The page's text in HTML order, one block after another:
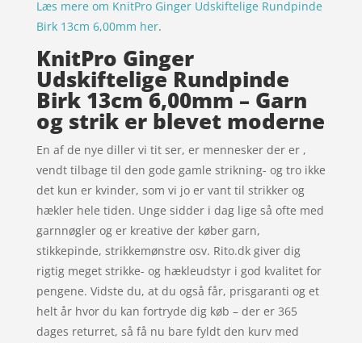
Læs mere om KnitPro Ginger Udskiftelige Rundpinde
Birk 13cm 6,00mm her.
KnitPro Ginger
Udskiftelige Rundpinde
Birk 13cm 6,00mm – Garn
og strik er blevet moderne
En af de nye diller vi tit ser, er mennesker der er ,
vendt tilbage til den gode gamle strikning- og tro ikke
det kun er kvinder, som vi jo er vant til strikker og
hækler hele tiden. Unge sidder i dag lige så ofte med
garnnøgler og er kreative der køber garn,
stikkepinde, strikkemønstre osv. Rito.dk giver dig
rigtig meget strikke- og hækleudstyr i god kvalitet for
pengene. Vidste du, at du også får, prisgaranti og et
helt år hvor du kan fortryde dig køb – der er 365
dages returret, så få nu bare fyldt den kurv med